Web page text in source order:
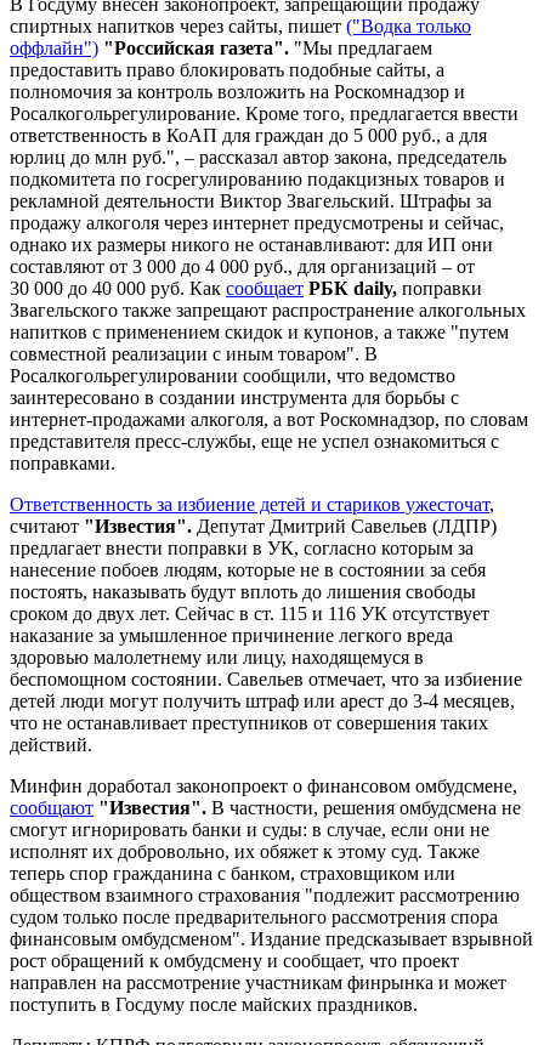
спиртных напитков через сайты, пишет ("Водка только
оффлайн") "Российская газета". "Мы предлагаем
предоставить право блокировать подобные сайты, а
полномочия за контроль возложить на Роскомнадзор и
Росалкогольрегулирование. Кроме того, предлагается ввести
ответственность в КоАП для граждан до 5 000 руб., а для
юрлиц до млн руб.", – рассказал автор закона, председатель
подкомитета по госрегулированию подакцизных товаров и
рекламной деятельности Виктор Звагельский. Штрафы за
продажу алкоголя через интернет предусмотрены и сейчас,
однако их размеры никого не останавливают: для ИП они
составляют от 3 000 до 4 000 руб., для организаций – от
30 000 до 40 000 руб. Как сообщает РБК daily, поправки
Звагельского также запрещают распространение алкогольных
напитков с применением скидок и купонов, а также "путем
совместной реализации с иным товаром". В
Росалкогольрегулировании сообщили, что ведомство
заинтересовано в создании инструмента для борьбы с
интернет-продажами алкоголя, а вот Роскомнадзор, по словам
представителя пресс-службы, еще не успел ознакомиться с
поправками.
Ответственность за избиение детей и стариков ужесточат,
считают "Известия". Депутат Дмитрий Савельев (ЛДПР)
предлагает внести поправки в УК, согласно которым за
нанесение побоев людям, которые не в состоянии за себя
постоять, наказывать будут вплоть до лишения свободы
сроком до двух лет. Сейчас в ст. 115 и 116 УК отсутствует
наказание за умышленное причинение легкого вреда
здоровью малолетнему или лицу, находящемуся в
беспомощном состоянии. Савельев отмечает, что за избиение
детей люди могут получить штраф или арест до 3-4 месяцев,
что не останавливает преступников от совершения таких
действий.
Минфин доработал законопроект о финансовом омбудсмене,
сообщают "Известия". В частности, решения омбудсмена не
смогут игнорировать банки и суды: в случае, если они не
исполнят их добровольно, их обяжет к этому суд. Также
теперь спор гражданина с банком, страховщиком или
обществом взаимного страхования "подлежит рассмотрению
судом только после предварительного рассмотрения спора
финансовым омбудсменом". Издание предсказывает взрывной
рост обращений к омбудсмену и сообщает, что проект
направлен на рассмотрение участникам финрынка и может
поступить в Госдуму после майских праздников.